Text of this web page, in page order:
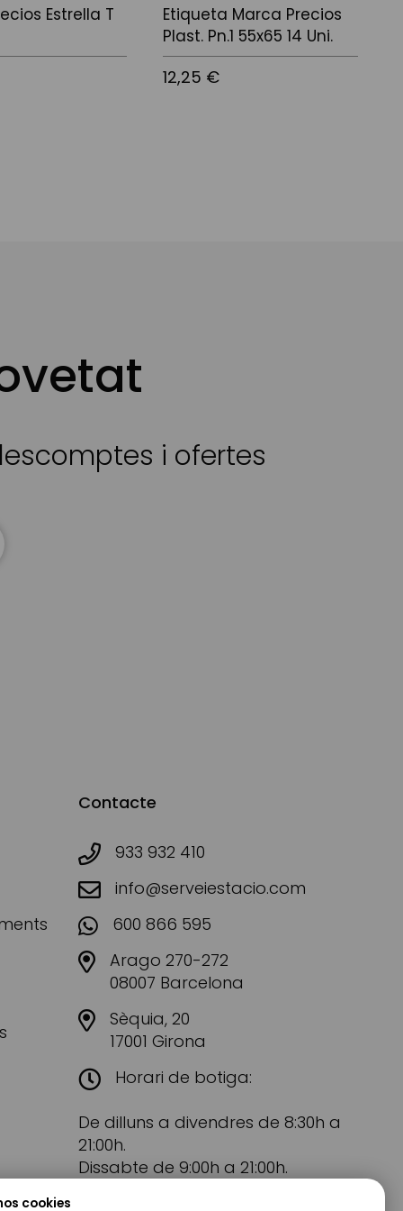
Estrella T
Etiqueta Marca Precios
Plast. Pn.1 55x65 14 Uni.
12,25 €
i ofertes
Contacte
933 932 410
info@serveiestacio.com
600 866 595
Arago 270-272
08007 Barcelona
Sèquia, 20
17001 Girona
Horari de botiga:
De dilluns a divendres de 8:30h a
21:00h.
Dissabte de 9:00h a 21:00h.
cookies